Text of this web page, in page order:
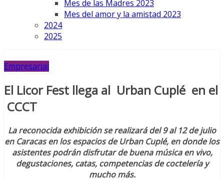
Mes de las Madres 2023
Mes del amor y la amistad 2023
2024
2025
Empresarial
El Licor Fest llega al Urban Cuplé en el
CCCT
La reconocida exhibición se realizará del 9 al 12 de julio
en Caracas en los espacios de Urban Cuplé, en donde los
asistentes podrán disfrutar de buena música en vivo,
degustaciones, catas, competencias de coctelería y
mucho más.